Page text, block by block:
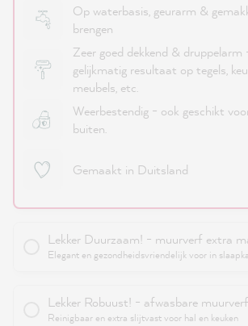
Op waterbasis, geurarm &
brengen
Zeer goed dekkend & druppelarm
gelijkmatig resultaat op tegels,
meubels, etc.
Weerbestendig - ook geschikt
buiten.
Gemaakt in Duitsland
Lekker Duurzaam! - muurverf extra
Elegant en gezondheidsvriendelijk voor in
Lekker Robuust! - afwasbare muurverf
Reinigbaar en extra slijtvast voor hal en keuken